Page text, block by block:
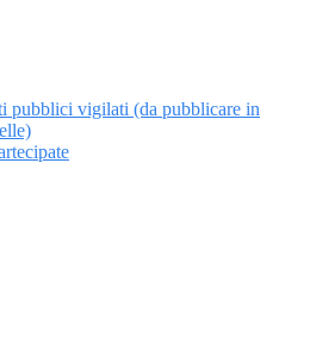
pubblici vigilati (da pubblicare in